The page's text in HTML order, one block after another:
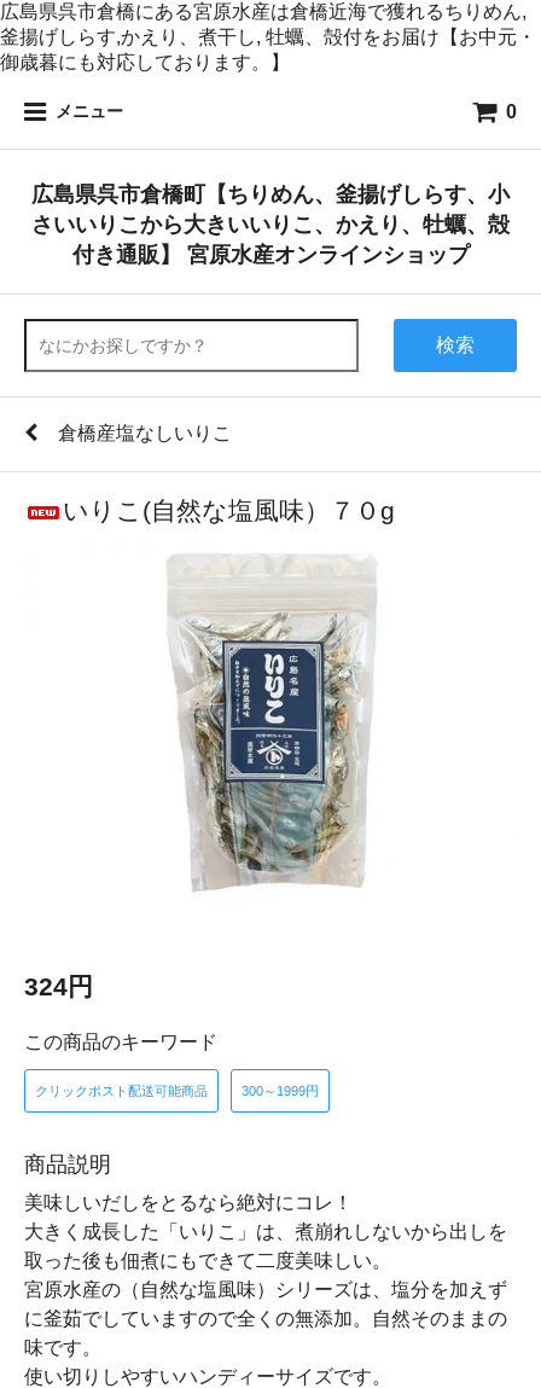
広島県呉市倉橋にある宮原水産は倉橋近海で獲れるちりめん,
釜揚げしらす,かえり、煮干し, 牡蠣、殻付をお届け【お中元・
御歳暮にも対応しております。】
メニュー 0
広島県呉市倉橋町【ちりめん、釜揚げしらす、小
さいいりこから大きいいりこ、かえり、牡蠣、殻
付き通販】 宮原水産オンラインショップ
検索
倉橋産塩なしいりこ
いりこ(自然な塩風味）７０g
324円
この商品のキーワード
クリックポスト配送可能商品 300～1999円
商品説明
美味しいだしをとるなら絶対にコレ！
大きく成長した「いりこ」は、煮崩れしないから出しを
取った後も佃煮にもできて二度美味しい。
宮原水産の（自然な塩風味）シリーズは、塩分を加えず
に釜茹でしていますので全くの無添加。自然そのままの
味です。
使い切りしやすいハンディーサイズです。